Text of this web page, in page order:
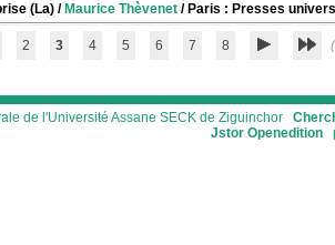
(La) / Maurice Thèvenet / Paris : Presses
2 3 4 5 6 7 8
de l'Université Assane SECK de Ziguinchor
Jstor Openedition